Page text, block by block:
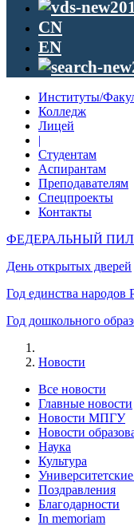
CN
EN
Институты/
Колледж
Лицей
|
Студентам
Аспирантам
Преподавателям
Спецпроекты
Контакты
ФЕДЕРАЛЬНЫЙ
День открытых дверей
Год единства народов
Год дошкольного
Новости
Все новости
Главные новости
Новости МПГУ
Новости
Наука
Культура
Поздравления
Благодарности
In memoriam